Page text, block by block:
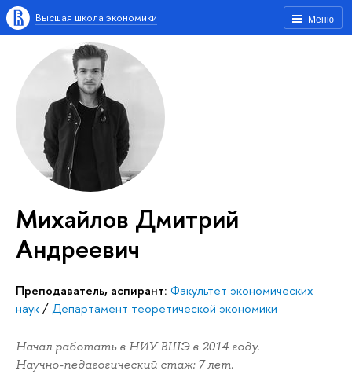
Меню
Высшая школа экономики
Михайлов Дмитрий
Андреевич
Преподаватель, аспирант: Факультет экономических
наук/Департамент теоретической экономики
Начал работать в НИУ ВШЭ в 2014 году.
Научно-педагогический стаж: 7 лет.